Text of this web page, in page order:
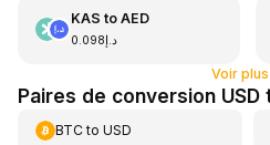
KAS to AED
د.إ0.098
Voir plus
Paires de conversion USD
BTCto USD